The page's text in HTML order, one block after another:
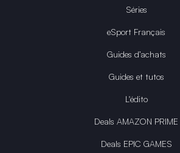
Séries
eSport Français
Guides d’achats
Guides et tutos
L'édito
Deals AMAZON PRIME
Deals EPIC GAMES